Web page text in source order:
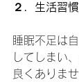
２．生活習
睡眠不足は
してしまい
良くありませ